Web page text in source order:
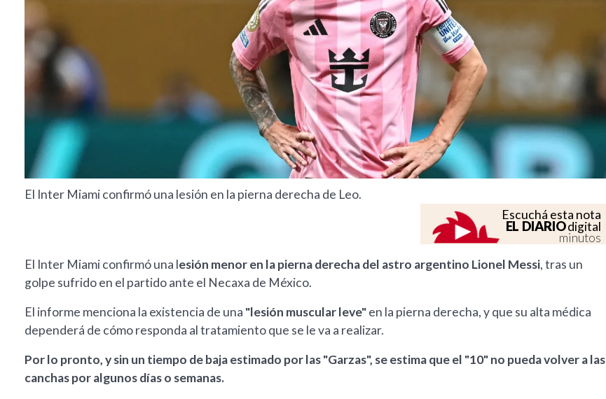
El Inter Miami confirmó una lesión en la pierna derecha de Leo.
Escuchá esta nota
EL DIARIOdigital
minutos
El Inter Miami confirmó una lesión menor en la pierna derecha del astro argentino Lionel Messi, tras un
golpe sufrido en el partido ante el Necaxa de México.
El informe menciona la existencia de una "lesión muscular leve"en la pierna derecha, y que su alta médica
dependerá de cómo responda al tratamiento que se le va a realizar.
Por lo pronto, y sin un tiempo de baja estimado por las "Garzas", se estima que el "10" no pueda volver a las
canchas por algunos días o semanas.